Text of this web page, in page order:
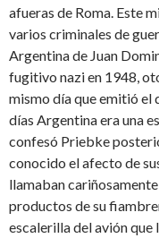
afueras de Roma. Este
varios criminales de
Argentina de Juan
fugitivo nazi en 1948,
mismo día que emitió el
días Argentina era una
confesó Priebke
conocido el afecto de
llamaban
productos de su
escalerilla del avión que